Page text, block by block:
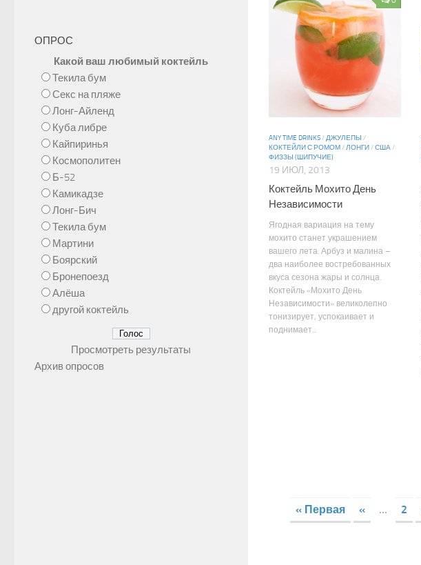
ANY TIME DRINKS/ДЖУЛЕПЫ /
КОКТЕЙЛИ С РОМОМ/ЛОНГИ/США/
ФИЗЗЫ (ШИПУЧИЕ)
19 ИЮЛ, 2013
Коктейль Мохито День
Независимости
Ягодная вариация на тему
мохито станет украшением
вашего лета. Арбуз и малина –
два наиболее востребованных
вкуса сезона жары и солнца.
Коктейль «Мохито День
Независимости» великолепно
тонизирует, успокаивает и
поднимает...
« Первая « ... 2
ОПРОС
Какой ваш любимый коктейль
Текила бум
Секс на пляже
Лонг-Айленд
Куба либре
Кайпиринья
Космополитен
Б-52
Камикадзе
Лонг-Бич
Текила бум
Мартини
Боярский
Бронепоезд
Алёша
другой коктейль
Просмотреть результаты
Архив опросов